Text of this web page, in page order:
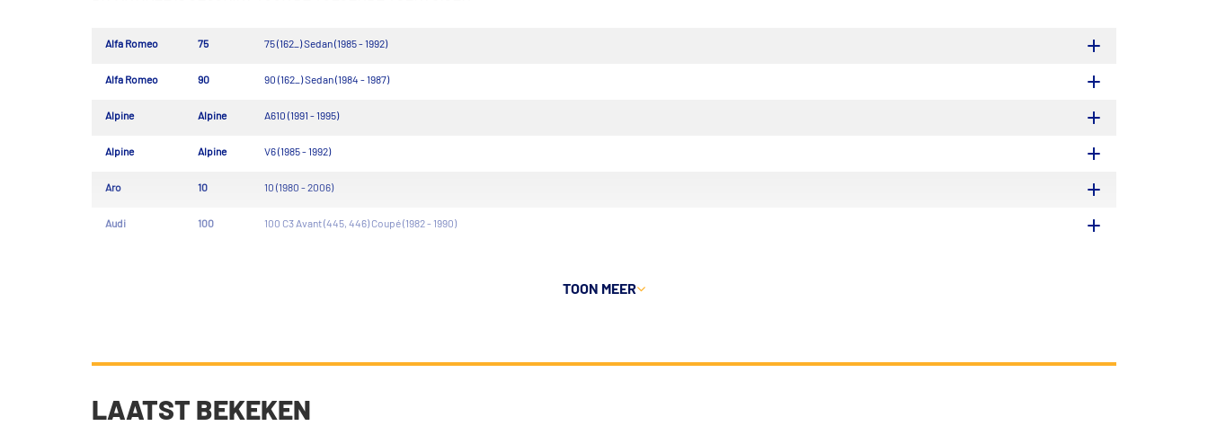
Alfa Romeo 75 75 (162_) Sedan (1985 - 1992)
Alfa Romeo 90 90 (162_) Sedan (1984 - 1987)
Alpine Alpine A610 (1991 - 1995)
Alpine Alpine V6 (1985 - 1992)
Aro 10 10 (1980 - 2006)
Audi 100 100 C3 Avant (445, 446) Coupé (1982 - 1990)
TOON MEER
LAATST BEKEKEN